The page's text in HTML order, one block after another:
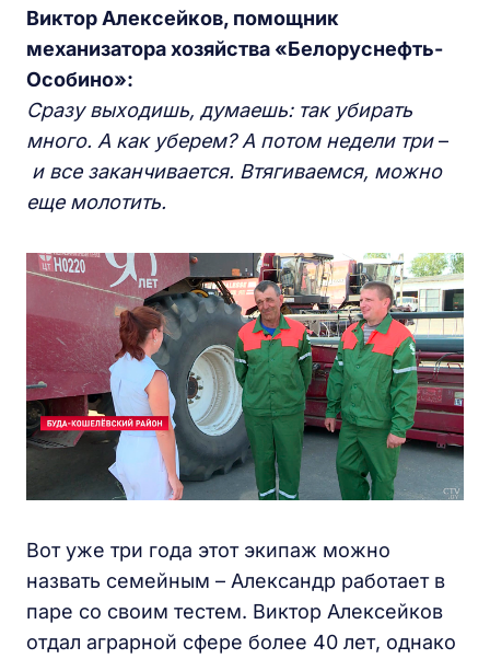
Виктор Алексейков, помощник
механизатора хозяйства «Белоруснефть-
Особино»:
Сразу выходишь, думаешь: так убирать
много. А как уберем? А потом недели три–
и все заканчивается. Втягиваемся, можно
еще молотить.
Вот уже три года этот экипаж можно
назвать семейным – Александр работает в
паре со своим тестем. Виктор Алексейков
отдал аграрной сфере более 40 лет, однако